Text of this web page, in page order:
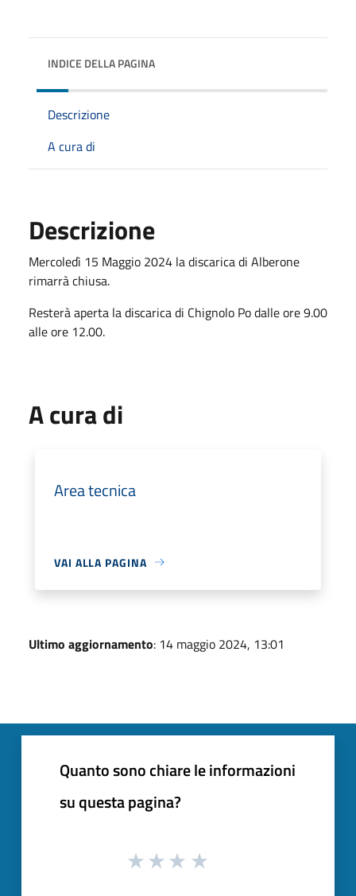
INDICE DELLA PAGINA
Descrizione
A cura di
Descrizione
Mercoledì 15 Maggio 2024 la discarica di Alberone
rimarrà chiusa.
Resterà aperta la discarica di Chignolo Po dalle ore 9.00
alle ore 12.00.
A cura di
Area tecnica
VAI ALLA PAGINA
Ultimo aggiornamento: 14 maggio 2024, 13:01
Quanto sono chiare le informazioni
su questa pagina?